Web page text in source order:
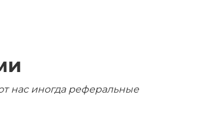
нас иногда реферальные